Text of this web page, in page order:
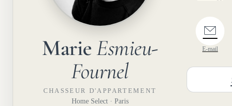
MarieEsmieu-
Fournel
CHASSEUR D'APPARTEMENT
Home Select · Paris
E-mail